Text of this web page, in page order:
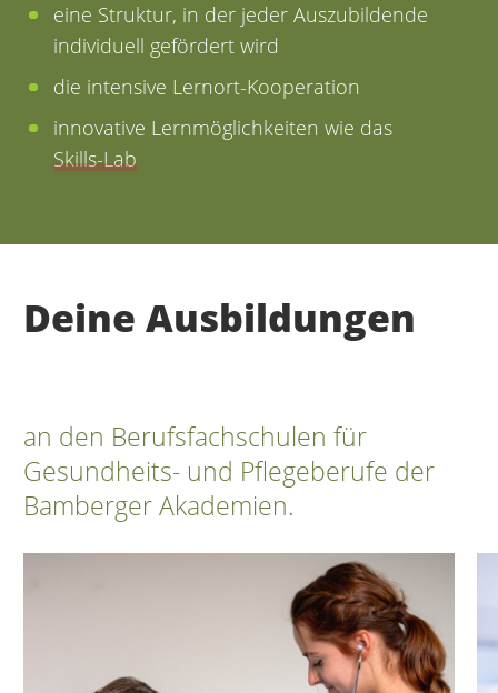
eine Struktur, in der jeder Auszubildende
individuell gefördert wird
die intensive Lernort-Kooperation
innovative Lernmöglichkeiten wie das
Skills-Lab
Deine Ausbildungen
an den Berufsfachschulen für
Gesundheits- und Pflegeberufe der
Bamberger Akademien.